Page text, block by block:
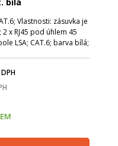
bílá
Vlastnosti: zásuvka je
x RJ45 pod úhlem 45
LSA; CAT.6; barva bílá;